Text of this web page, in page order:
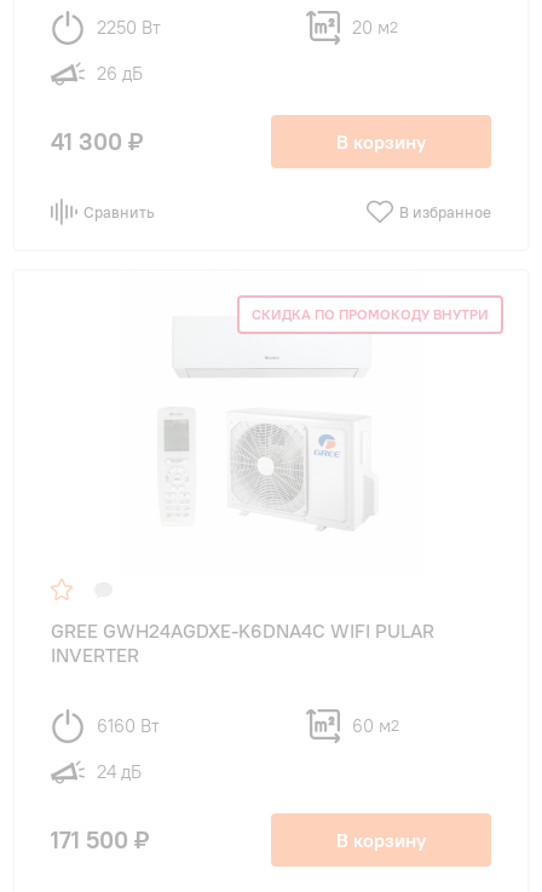
2250 Вт 20 м2
26 дБ
41 300 ₽ В корзину
Сравнить В избранное
СКИДКА ПО ПРОМОКОДУ ВНУТРИ
GREE GWH24AGDXE-K6DNA4C WIFI PULAR
INVERTER
6160 Вт 60 м2
24 дБ
171 500 ₽ В корзину